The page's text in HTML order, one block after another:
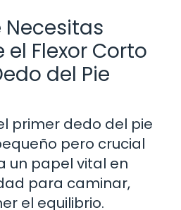
Necesitas
el Flexor Corto
del Pie
primer dedo del pie
pero crucial
un papel vital en
para caminar,
el equilibrio.